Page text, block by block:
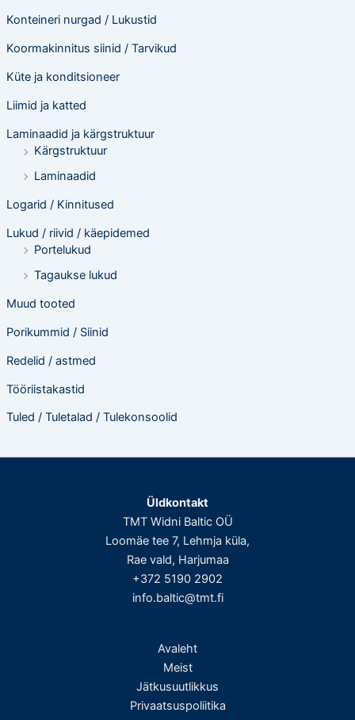
Konteineri nurgad / Lukustid
Koormakinnitus siinid / Tarvikud
Küte ja konditsioneer
Liimid ja katted
Laminaadid ja kärgstruktuur
Kärgstruktuur
Laminaadid
Logarid / Kinnitused
Lukud / riivid / käepidemed
Portelukud
Tagaukse lukud
Muud tooted
Porikummid / Siinid
Redelid / astmed
Tööriistakastid
Tuled / Tuletalad / Tulekonsoolid
Üldkontakt
TMT Widni Baltic OÜ
Loomäe tee 7, Lehmja küla,
Rae vald, Harjumaa
+372 5190 2902
info.baltic@tmt.fi
Avaleht
Meist
Jätkusuutlikkus
Privaatsuspoliitika